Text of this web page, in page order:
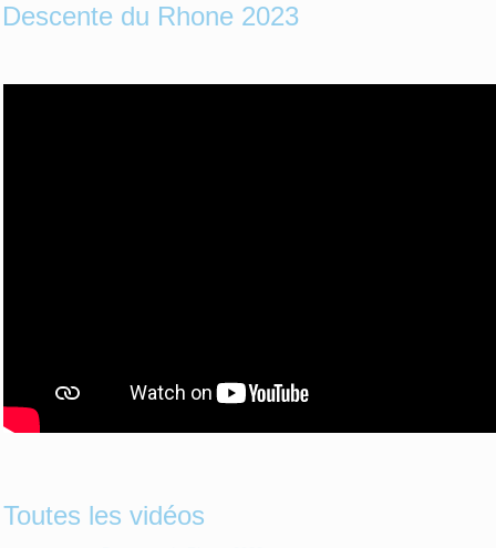
Descente du Rhone 2023
Toutes les vidéos